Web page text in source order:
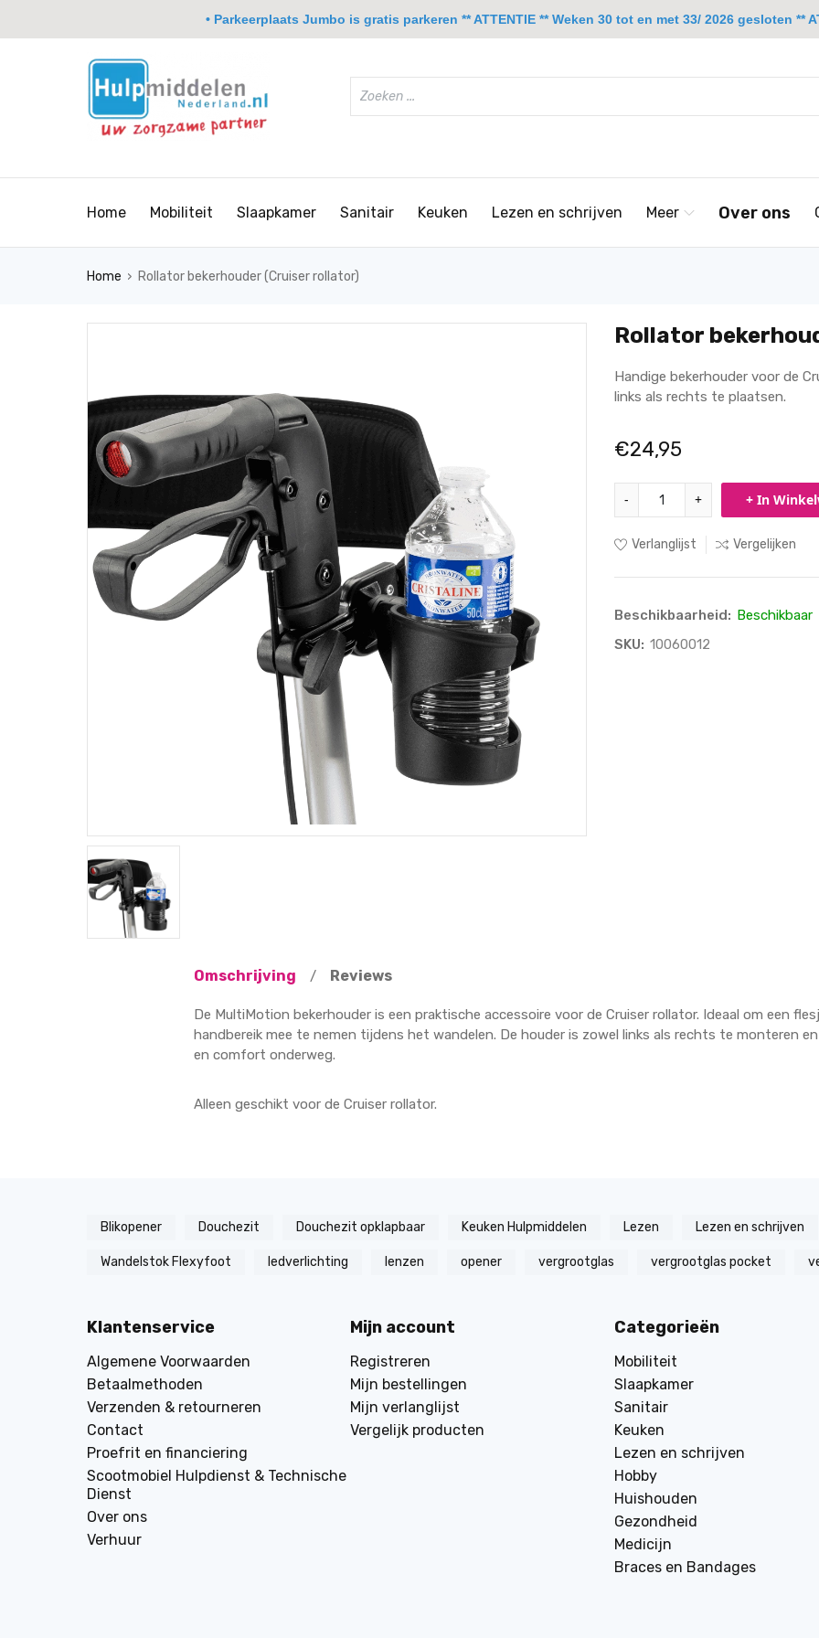
Home Mobiliteit Slaapkamer Sanitair Keuken Lezen en schrijven Meer Over ons
Home › Rollator bekerhouder (Cruiser rollator)
Rollator
Handige bekerhouder voor de
links als rechts te plaatsen.
€24,95
- + + In
Verlanglijst Vergelijken
Beschikbaarheid: Beschikbaar
SKU: 10060012
Omschrijving / Reviews
De MultiMotion bekerhouder is een praktische accessoire voor de Cruiser rollator. Ideaal om een
handbereik mee te nemen tijdens het wandelen. De houder is zowel links als rechts te monteren
en comfort onderweg.
Alleen geschikt voor de Cruiser rollator.
Blikopener Douchezit Douchezit opklapbaar Keuken Hulpmiddelen Lezen Lezen en schrijven
Wandelstok Flexyfoot ledverlichting lenzen opener vergrootglas vergrootglas pocket
Klantenservice
Algemene Voorwaarden
Betaalmethoden
Verzenden & retourneren
Contact
Proefrit en financiering
Scootmobiel Hulpdienst & Technische
Dienst
Over ons
Verhuur
Mijn account
Registreren
Mijn bestellingen
Mijn verlanglijst
Vergelijk producten
Categorieën
Mobiliteit
Slaapkamer
Sanitair
Keuken
Lezen en schrijven
Hobby
Huishouden
Gezondheid
Medicijn
Braces en Bandages
• Parkeerplaats Jumbo is gratis parkeren ** ATTENTIE ** Weken 30 tot en met 33/ 2026 gesloten **